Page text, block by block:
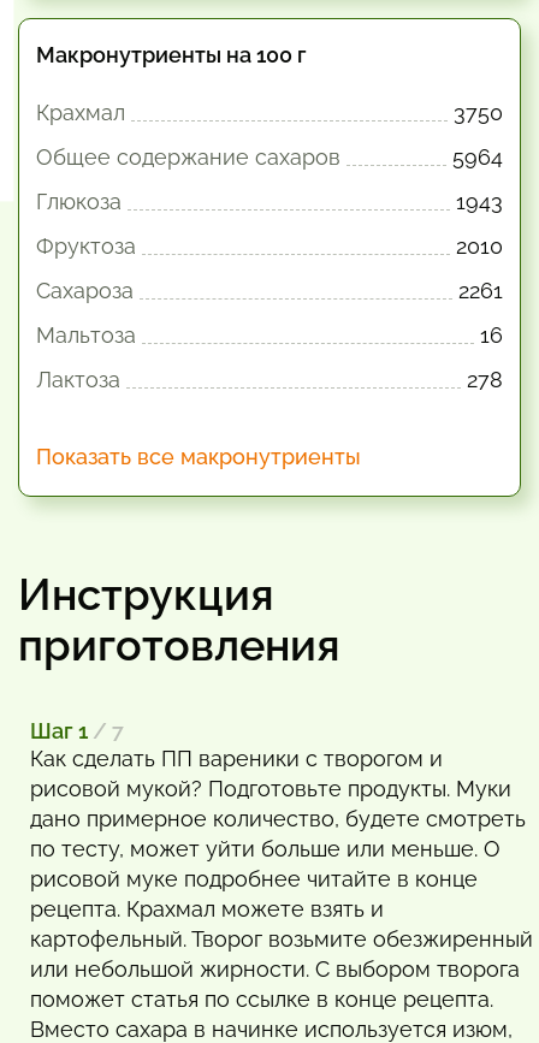
Макронутриенты на 100 г
Крахмал
3750
Общее содержание сахаров
5964
Глюкоза
1943
Фруктоза
2010
Сахароза
2261
Мальтоза
16
Лактоза
278
Показать все макронутриенты
Инструкция
приготовления
Шаг 1 / 7
Как сделать ПП вареники с творогом и
рисовой мукой? Подготовьте продукты. Муки
дано примерное количество, будете смотреть
по тесту, может уйти больше или меньше. О
рисовой муке подробнее читайте в конце
рецепта. Крахмал можете взять и
картофельный. Творог возьмите обезжиренный
или небольшой жирности. С выбором творога
поможет статья по ссылке в конце рецепта.
Вместо сахара в начинке используется изюм,